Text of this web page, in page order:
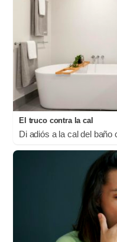
El truco contra la cal
Di adiós a la cal del